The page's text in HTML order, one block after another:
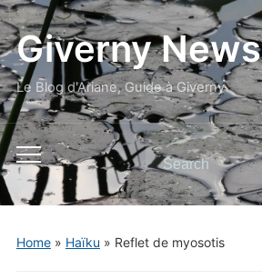
Giverny News
Le Blog d'Ariane, Guide à Giverny
Toggle
mobile
menu
Search
for:
Home» Haïku » Reflet de myosotis